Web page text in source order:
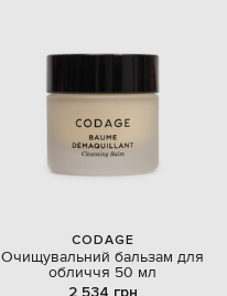
CODAGE
Очищувальний бальзам для
обличчя 50 мл
2 534 грн